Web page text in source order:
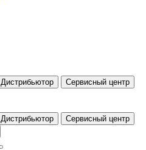
Дистрибьютор Сервисный центр
Дистрибьютор
Сервисный центр